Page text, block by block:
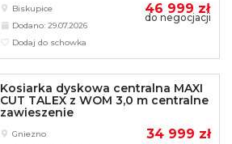
46 999 zł
do negocjacji
Biskupice
Dodano: 29.07.2026
Dodaj do schowka
Kosiarka dyskowa centralna MAXI
CUT TALEX z WOM 3,0 m centralne
zawieszenie
34 999 zł
Gniezno